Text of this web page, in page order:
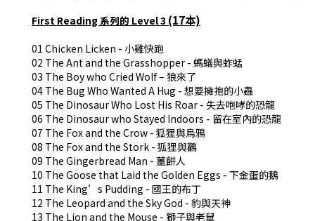
First Reading 系列的 Level 3 (17本)
01 Chicken Licken - 小雞快跑
02 The Ant and the Grasshopper - 螞蟻與蚱蜢
03 The Boy who Cried Wolf – 狼來了
04 The Bug Who Wanted A Hug - 想要擁抱的小蟲
05 The Dinosaur Who Lost His Roar - 失去咆哮的恐龍
06 The Dinosaur who Stayed Indoors - 留在室內的恐龍
07 The Fox and the Crow - 狐狸與烏鴉
08 The Fox and the Stork - 狐狸與鸛
09 The Gingerbread Man - 薑餅人
10 The Goose that Laid the Golden Eggs - 下金蛋的鵝
11 The King’s Pudding - 國王的布丁
12 The Leopard and the Sky God - 豹與天神
13 The Lion and the Mouse - 獅子與老鼠